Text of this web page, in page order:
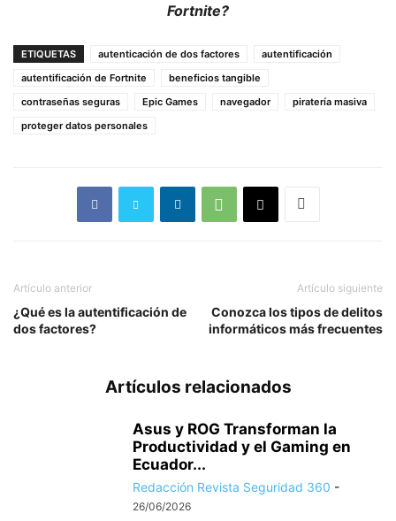
Fortnite?
ETIQUETAS autenticación de dos factores
autentificación
autentificación de Fortnite
beneficios tangible
contraseñas seguras
Epic Games navegador
piratería masiva
proteger datos personales
Artículo anterior
¿Qué es la autentificación de
dos factores?
Artículo siguiente
Conozca los tipos de delitos
informáticos más frecuentes
Artículos relacionados
Asus y ROG Transforman la
Productividad y el Gaming en
Ecuador...
Redacción Revista Seguridad 360 -
26/06/2026